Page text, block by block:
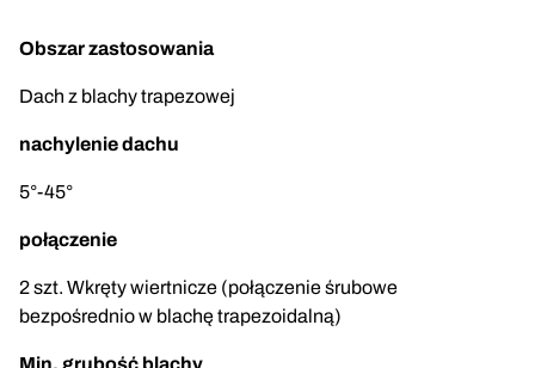
Obszar zastosowania
Dach z blachy trapezowej
nachylenie dachu
5°-45°
połączenie
2 szt. Wkręty wiertnicze (połączenie śrubowe
bezpośrednio w blachę trapezoidalną)
Min. grubość blachy